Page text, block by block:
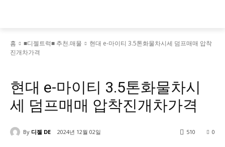
홈 ■디젤트럭■ 추천.매물
현대 e-마이티 3.5톤화물차시세 덤프매매 압착
진개차가격
현대 e-마이티 3.5톤화물차시
세 덤프매매 압착진개차가격
By 디젤 DE 2024년 12월 02일 0
510